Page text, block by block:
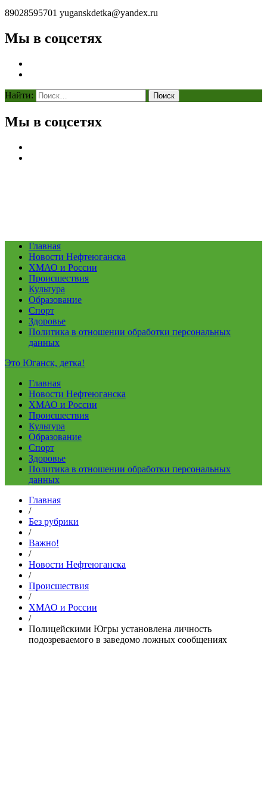
89028595701 yuganskdetka@yandex.ru
Мы в соцсетях
Найти:
Мы в соцсетях
Главная
Новости Нефтеюганска
ХМАО и России
Происшествия
Культура
Образование
Спорт
Здоровье
Политика в отношении обработки персональных
данных
Это Юганск, детка!
Главная
Новости Нефтеюганска
ХМАО и России
Происшествия
Культура
Образование
Спорт
Здоровье
Политика в отношении обработки персональных
данных
Главная
/
Без рубрики
/
Важно!
/
Новости Нефтеюганска
/
Происшествия
/
ХМАО и России
/
Полицейскими Югры установлена личность
подозреваемого в заведомо ложных сообщениях